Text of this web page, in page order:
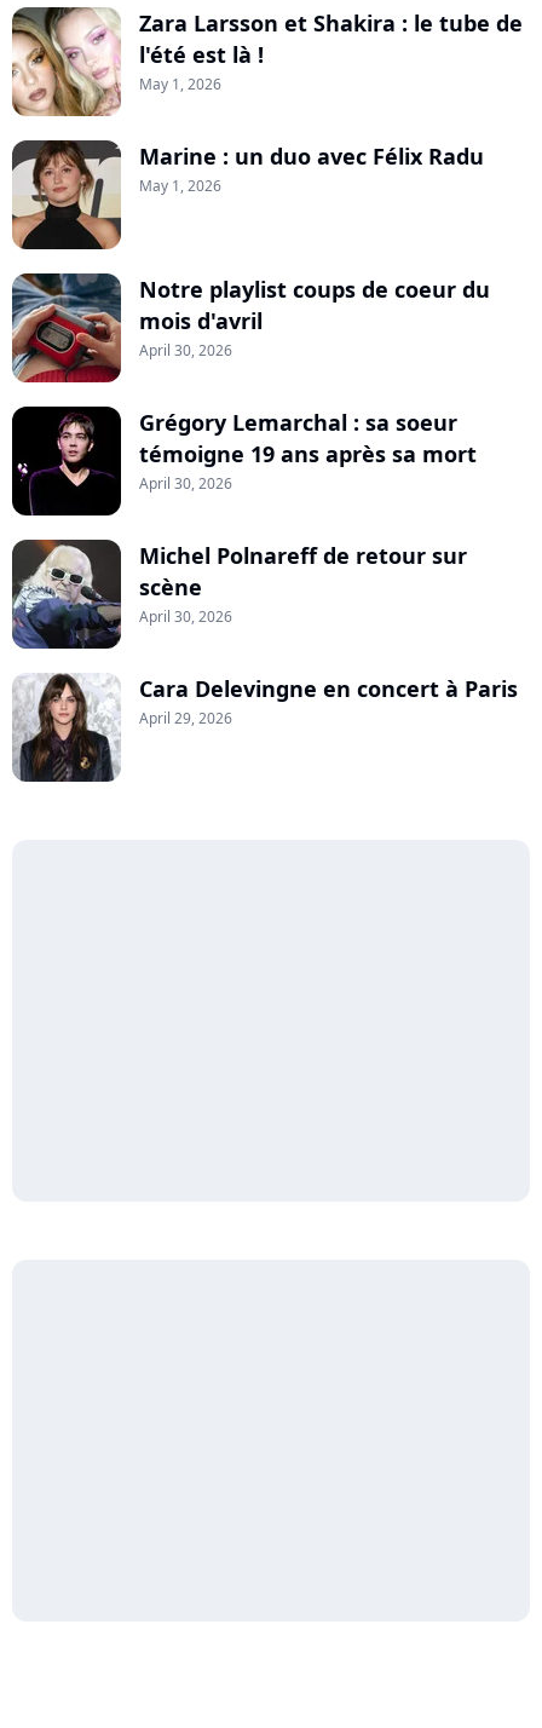
Zara Larsson et Shakira : le tube de
l'été est là !
May 1, 2026
Marine : un duo avec Félix Radu
May 1, 2026
Notre playlist coups de coeur du
mois d'avril
April 30, 2026
Grégory Lemarchal : sa soeur
témoigne 19 ans après sa mort
April 30, 2026
Michel Polnareff de retour sur
scène
April 30, 2026
Cara Delevingne en concert à Paris
April 29, 2026